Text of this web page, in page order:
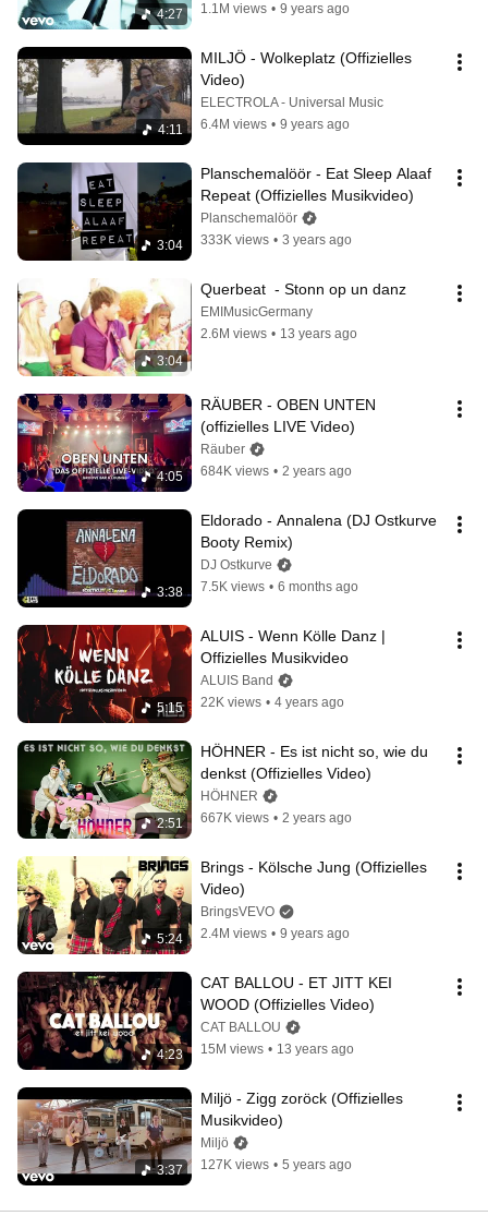
4:27
1.1M views • 9 years ago
4:11
MILJÖ - Wolkeplatz (Offizielles
Video)
ELECTROLA - Universal Music
6.4M views • 9 years ago
3:04
Planschemalöör - Eat Sleep Alaaf
Repeat (Offizielles Musikvideo)
Planschemalöör
333K views • 3 years ago
3:04
Querbeat  - Stonn op un danz
EMIMusicGermany
2.6M views • 13 years ago
4:05
RÄUBER - OBEN UNTEN
(offizielles LIVE Video)
Räuber
684K views • 2 years ago
3:38
Eldorado - Annalena (DJ Ostkurve
Booty Remix)
DJ Ostkurve
7.5K views • 6 months ago
5:15
ALUIS - Wenn Kölle Danz |
Offizielles Musikvideo
ALUIS Band
22K views • 4 years ago
2:51
HÖHNER - Es ist nicht so, wie du
denkst (Offizielles Video)
HÖHNER
667K views • 2 years ago
5:24
Brings - Kölsche Jung (Offizielles
Video)
BringsVEVO
2.4M views • 9 years ago
4:23
CAT BALLOU - ET JITT KEI
WOOD (Offizielles Video)
CAT BALLOU
15M views • 13 years ago
3:37
Miljö - Zigg zoröck (Offizielles
Musikvideo)
Miljö
127K views • 5 years ago